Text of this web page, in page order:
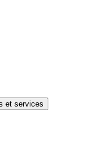
et services